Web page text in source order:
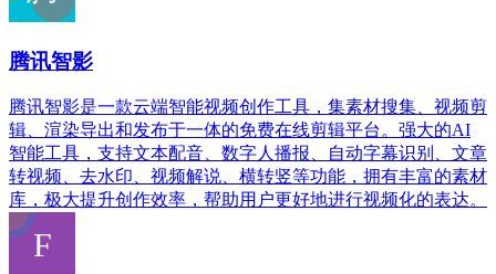
腾讯智影
腾讯智影是一款云端智能视频创作工具，集素材搜集、视频剪
辑、渲染导出和发布于一体的免费在线剪辑平台。强大的AI
智能工具，支持文本配音、数字人播报、自动字幕识别、文章
转视频、去水印、视频解说、横转竖等功能，拥有丰富的素材
库，极大提升创作效率，帮助用户更好地进行视频化的表达。